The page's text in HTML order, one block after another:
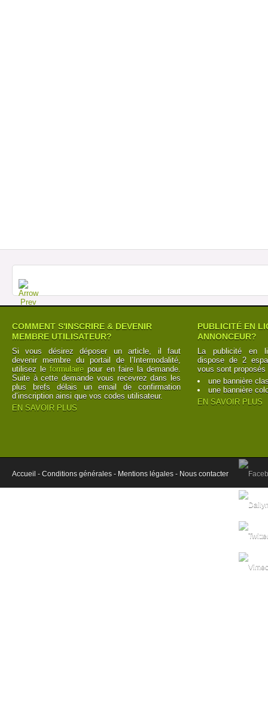
COMMENT S'INSCRIRE & DEVENIR
MEMBRE UTILISATEUR?
Si vous désirez déposer un article, il faut
devenir membre du portail de l’Intermodalité,
utilisez leformulaire pour en faire la demande.
Suite à cette demande vous recevrez dans les
plus brefs délais un email de confirmation
d’inscription ainsi que vos codes utilisateur.
EN SAVOIR PLUS
PUBLICITÉ EN
ANNONCEUR?
La publicité en
dispose de 2
vous sont proposés
une bannière
une bannière
EN SAVOIR PLUS
Accueil - Conditions générales - Mentions légales - Nous contacter